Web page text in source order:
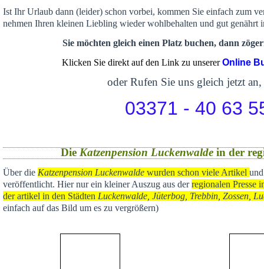
Ist Ihr Urlaub dann (leider) schon vorbei, kommen Sie einfach zum
nehmen Ihren kleinen Liebling wieder wohlbehalten und gut genährt
Sie möchten gleich einen Platz buchen, dann
Klicken Sie direkt auf den Link zu unsererOnline
oder Rufen Sie uns gleich jetzt an,
03371 - 40 63
Die Katzenpension Luckenwaldein der
Über die Katzenpension Luckenwalde wurden schon viele Artikel
veröffentlicht. Hier nur ein kleiner Auszug aus derregionalen Presse
der artikel in den Städten Luckenwalde, Jüterbog, Trebbin, Zossen,
einfach auf das Bild um es zu vergrößern)